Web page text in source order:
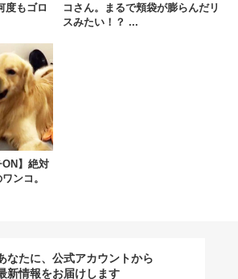
度もゴロ
コさん。まるで頬袋が膨らんだリ
スみたい！？ ...
ON】絶対
ンコ。
なたに、公式アカウントから
新情報をお届けします
ォロー
アプリをダウンロードする